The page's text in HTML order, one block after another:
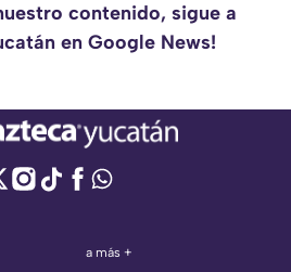
contenido, sigue a
en Google News!
a más +